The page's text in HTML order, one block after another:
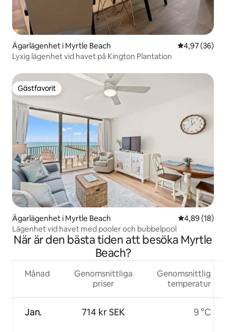
Ägarlägenhet i Myrtle Beach 4,97 av 5 i
4,97 (36)
Lyxig lägenhet vid havet på Kington Plantation
Gästfavorit
Gästfavorit
Ägarlägenhet i Myrtle Beach 4,89 av 5 i
4,89 (18)
Lägenhet vid havet med pooler och bubbelpool
När är den bästa tiden att besöka Myrtle
Beach?
Månad
Jan.
Genomsnittliga
priser
714 kr SEK
Genomsnittlig
temperatur
9 °C